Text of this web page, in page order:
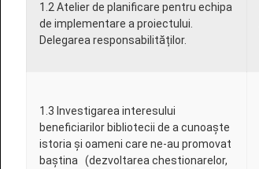
1.2 Atelier de planificare pentru echipa
de implementare a proiectului.
Delegarea responsabilităților.
1.3 Investigarea interesului
beneficiarilor bibliotecii de a cunoaște
istoria și oameni care ne-au promovat
baștina (dezvoltarea chestionarelor,